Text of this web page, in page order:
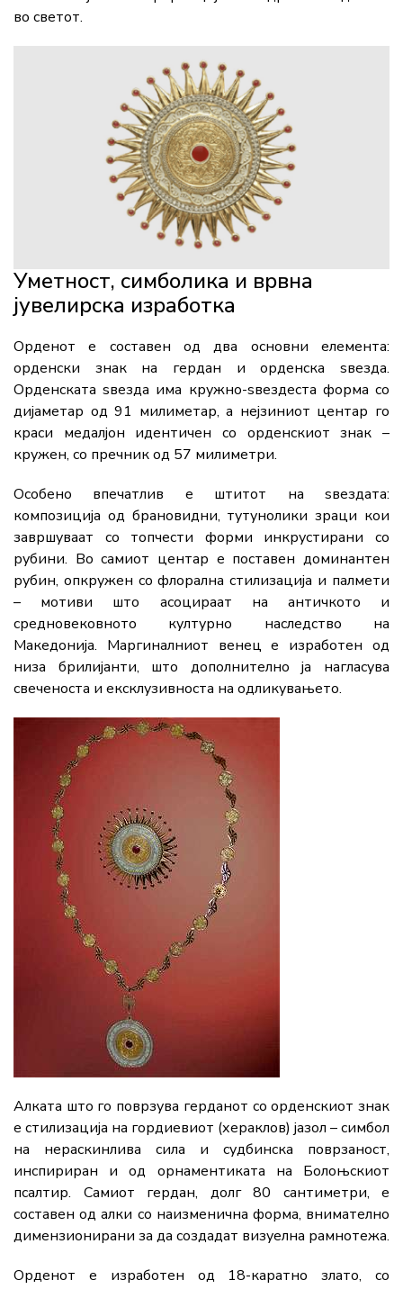
во светот.
Уметност, симболика и врвна
јувелирска изработка
Орденот е составен од два основни елемента:
орденски знак на гердан и орденска ѕвезда.
Орденската ѕвезда има кружно-ѕвездеста форма со
дијаметар од 91 милиметар, а нејзиниот центар го
краси медалјон идентичен со орденскиот знак –
кружен, со пречник од 57 милиметри.
Особено впечатлив е штитот на ѕвездата:
композиција од брановидни, тутунолики зраци кои
завршуваат со топчести форми инкрустирани со
рубини. Во самиот центар е поставен доминантен
рубин, опкружен со флорална стилизација и палмети
– мотиви што асоцираат на античкото и
средновековното културно наследство на
Македонија. Маргиналниот венец е изработен од
низа брилијанти, што дополнително ја нагласува
свеченоста и ексклузивноста на одликувањето.
Алката што го поврзува герданот со орденскиот знак
е стилизација на гордиевиот (хераклов) јазол – симбол
на нераскинлива сила и судбинска поврзаност,
инспириран и од орнаментиката на Болоњскиот
псалтир. Самиот гердан, долг 80 сантиметри, е
составен од алки со наизменична форма, внимателно
димензионирани за да создадат визуелна рамнотежа.
Орденот е изработен од 18-каратно злато, со